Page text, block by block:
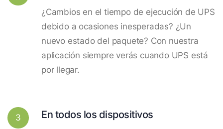
¿Cambios en el tiempo de ejecución de UPS
debido a ocasiones inesperadas? ¿Un
nuevo estado del paquete? Con nuestra
aplicación siempre verás cuando UPS está
por llegar.
3 En todos los dispositivos